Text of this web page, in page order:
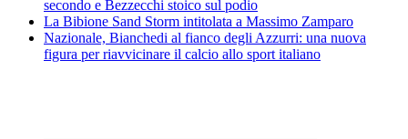
secondo e Bezzecchi stoico sul podio
La Bibione Sand Storm intitolata a Massimo Zamparo
Nazionale, Bianchedi al fianco degli Azzurri: una nuova
figura per riavvicinare il calcio allo sport italiano